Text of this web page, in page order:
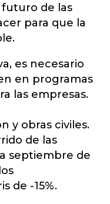
de las
para que la
es necesario
en programas
las empresas.
y obras civiles.
de las
septiembre de
de -15%.